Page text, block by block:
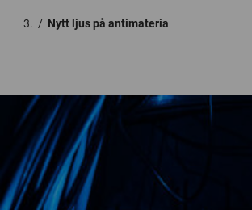
/ Nytt ljus på antimateria